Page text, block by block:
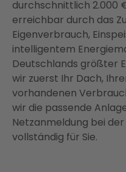
warum jetzt der
Solarpflicht NRW: Was
jetzt wissen müssen
Ihr Weg zur PV-
Koordinationsstress
Mehr als nur PV-
Energiesystem
Fazit: Photovoltaik in
das System stimmt
durchschnittlich 2.000
erreichbar durch das
Eigenverbrauch,
intelligentem
Deutschlands größter
wir zuerst Ihr Dach,
vorhandenen
wir die passende
Netzanmeldung bei
vollständig für Sie.